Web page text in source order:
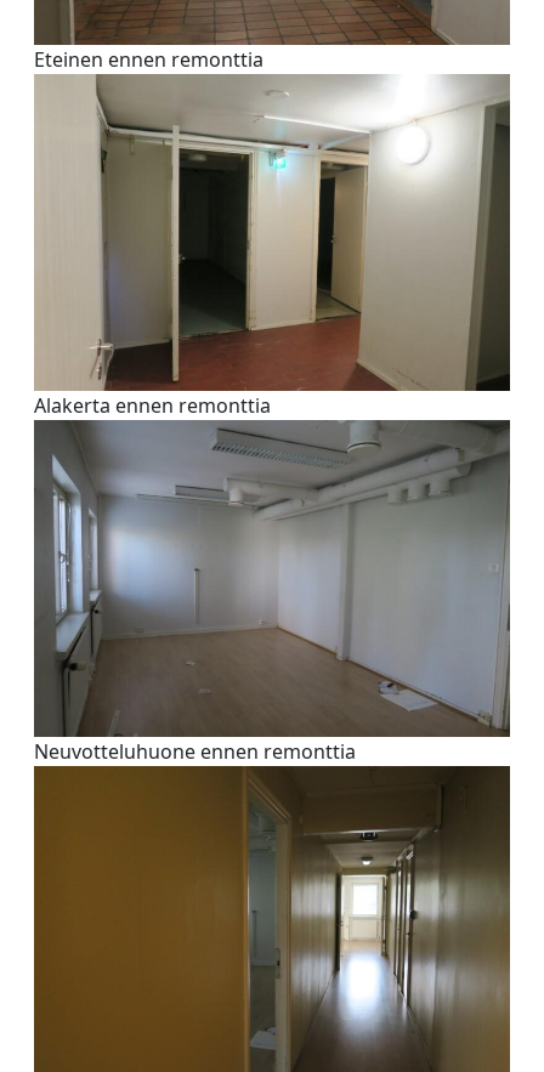
Eteinen ennen remonttia
Alakerta ennen remonttia
Neuvotteluhuone ennen remonttia